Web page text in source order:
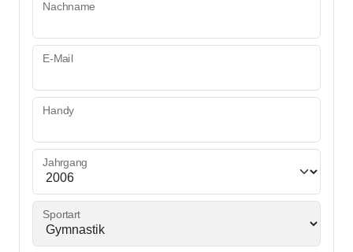
Nachname
E-Mail
Handy
Jahrgang
Sportart